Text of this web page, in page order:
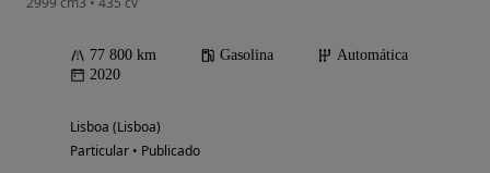
77 800 km Gasolina
Automática
2020
Lisboa (Lisboa)
Particular • Publicado